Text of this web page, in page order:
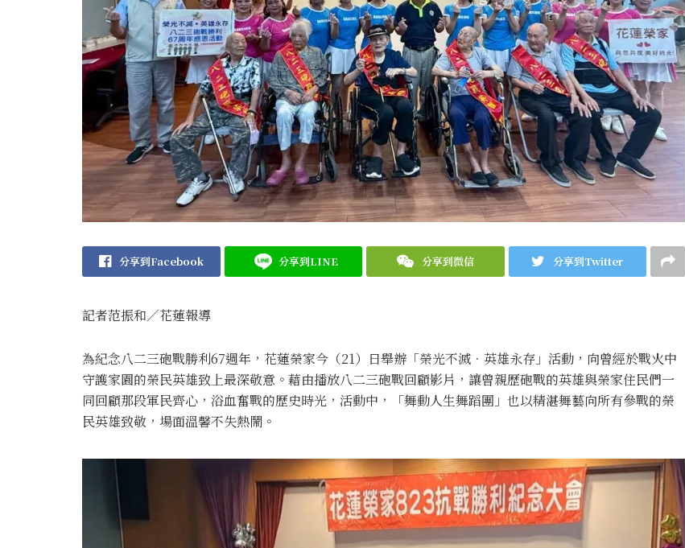
分享到Facebook 分享到LINE 分享到微信 分享到Twitter
記者范振和∕花蓮報導
為紀念八二三砲戰勝利67週年，花蓮榮家今（21）日舉辦「榮光不滅．英雄永存」活動，向曾經於戰火中
守護家園的榮民英雄致上最深敬意。藉由播放八二三砲戰回顧影片，讓曾親歷砲戰的英雄與榮家住民們一
同回顧那段軍民齊心，浴血奮戰的歷史時光，活動中，「舞動人生舞蹈團」也以精湛舞藝向所有參戰的榮
民英雄致敬，場面溫馨不失熱鬧。